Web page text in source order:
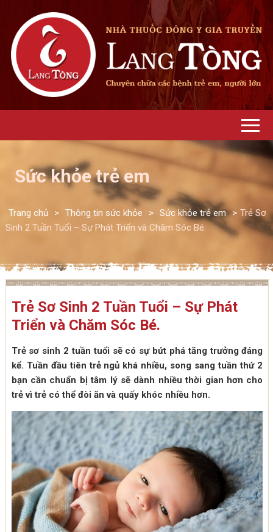
Sức khỏe trẻ em
Trang chủ > Thông tin sức khỏe > Sức khỏe trẻ em > Trẻ Sơ
Sinh 2 Tuần Tuổi – Sự Phát Triển và Chăm Sóc Bé.
Trẻ Sơ Sinh 2 Tuần Tuổi – Sự Phát
Triển và Chăm Sóc Bé.
Trẻ sơ sinh 2 tuần tuổi sẽ có sự bứt phá tăng trưởng đáng
kể. Tuần đầu tiên trẻ ngủ khá nhiều, song sang tuần thứ 2
bạn cần chuẩn bị tâm lý sẽ dành nhiều thời gian hơn cho
trẻ vì trẻ có thể đòi ăn và quấy khóc nhiều hơn.